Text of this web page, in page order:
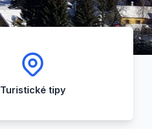
Turistické tipy